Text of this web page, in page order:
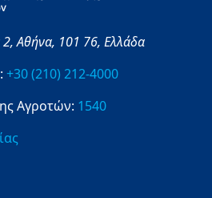
2,Αθήνα, 101 76, Ελλάδα
+30 (210) 212-4000
Αγροτών: 1540